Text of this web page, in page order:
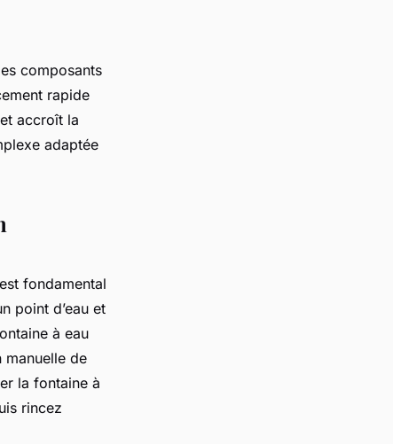
composants
rapide
accroît la
adaptée
fondamental
point d’eau et
à eau
manuelle de
la fontaine à
rincez